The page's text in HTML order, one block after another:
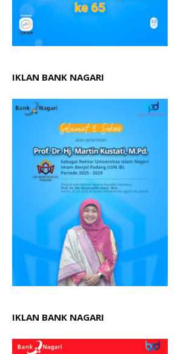
IKLAN BANK NAGARI
IKLAN BANK NAGARI